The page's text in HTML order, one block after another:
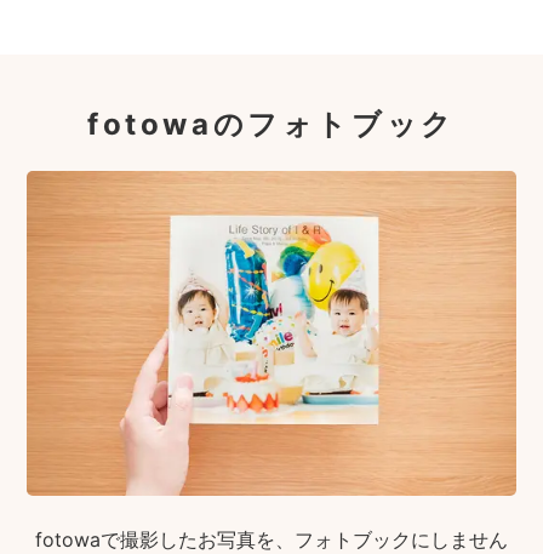
fotowaのフォトブック
fotowaで撮影したお写真を、フォトブックにしません